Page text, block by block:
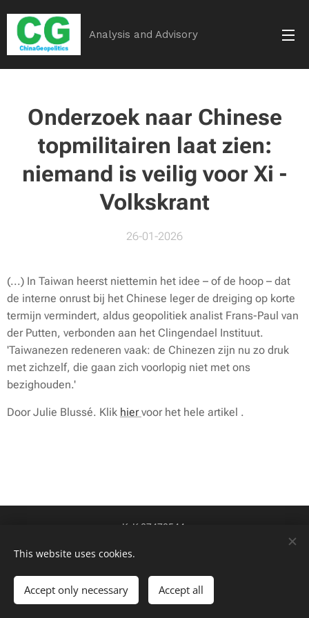
Analysis and Advisory
Onderzoek naar Chinese
topmilitairen laat zien:
niemand is veilig voor Xi -
Volkskrant
26-01-2026
(...) In Taiwan heerst niettemin het idee – of de hoop – dat
de interne onrust bij het Chinese leger de dreiging op korte
termijn vermindert, aldus geopolitiek analist Frans-Paul van
der Putten, verbonden aan het Clingendael Instituut.
'Taiwanezen redeneren vaak: de Chinezen zijn nu zo druk
met zichzelf, die gaan zich voorlopig niet met ons
bezighouden.'
Door Julie Blussé. Klik hiervoor het hele artikel .
KvK 87478544
btw-id NL004424449B84
Talen
Nederlands
English
This website uses cookies.
Accept only necessary Accept all